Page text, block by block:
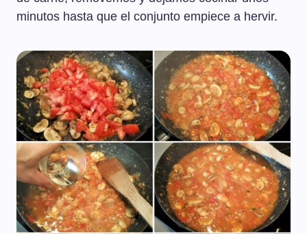
minutos hasta que el conjunto empiece a hervir.